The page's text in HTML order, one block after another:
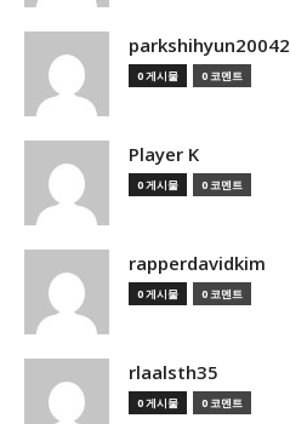
parkshihyun20042
0 게시물 0 코멘트
Player K
0 게시물 0 코멘트
rapperdavidkim
0 게시물 0 코멘트
rlaalsth35
0 게시물 0 코멘트